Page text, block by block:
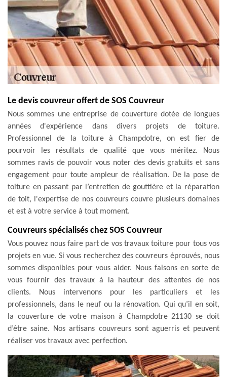
Le devis couvreur offert de SOS Couvreur
Nous sommes une entreprise de couverture dotée de longues
années d'expérience dans divers projets de toiture.
Professionnel de la toiture à Champdotre, on est fier de
pourvoir les résultats de qualité que vous méritez. Nous
sommes ravis de pouvoir vous noter des devis gratuits et sans
engagement pour toute ampleur de réalisation. De la pose de
toiture en passant par l’entretien de gouttière et la réparation
de toit, l'expertise de nos couvreurs couvre plusieurs domaines
et est à votre service à tout moment.
Couvreurs spécialisés chez SOS Couvreur
Vous pouvez nous faire part de vos travaux toiture pour tous vos
projets en vue. Si vous recherchez des couvreurs éprouvés, nous
sommes disponibles pour vous aider. Nous faisons en sorte de
vous fournir des travaux à la hauteur des attentes de nos
clients. Nous intervenons pour les particuliers et les
professionnels, dans le neuf ou la rénovation. Qui qu’il en soit,
la couverture de votre maison à Champdotre 21130 se doit
d’être saine. Nos artisans couvreurs sont aguerris et peuvent
réaliser vos travaux avec perfection.